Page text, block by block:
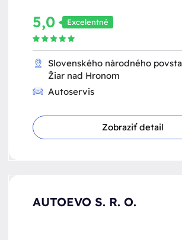
5,0 Excelentné
Slovenského národného
Žiar nad Hronom
Autoservis
Zobraziť detail
AUTOEVO S. R. O.